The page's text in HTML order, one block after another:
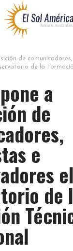
de
de la
a
de
e
el
de